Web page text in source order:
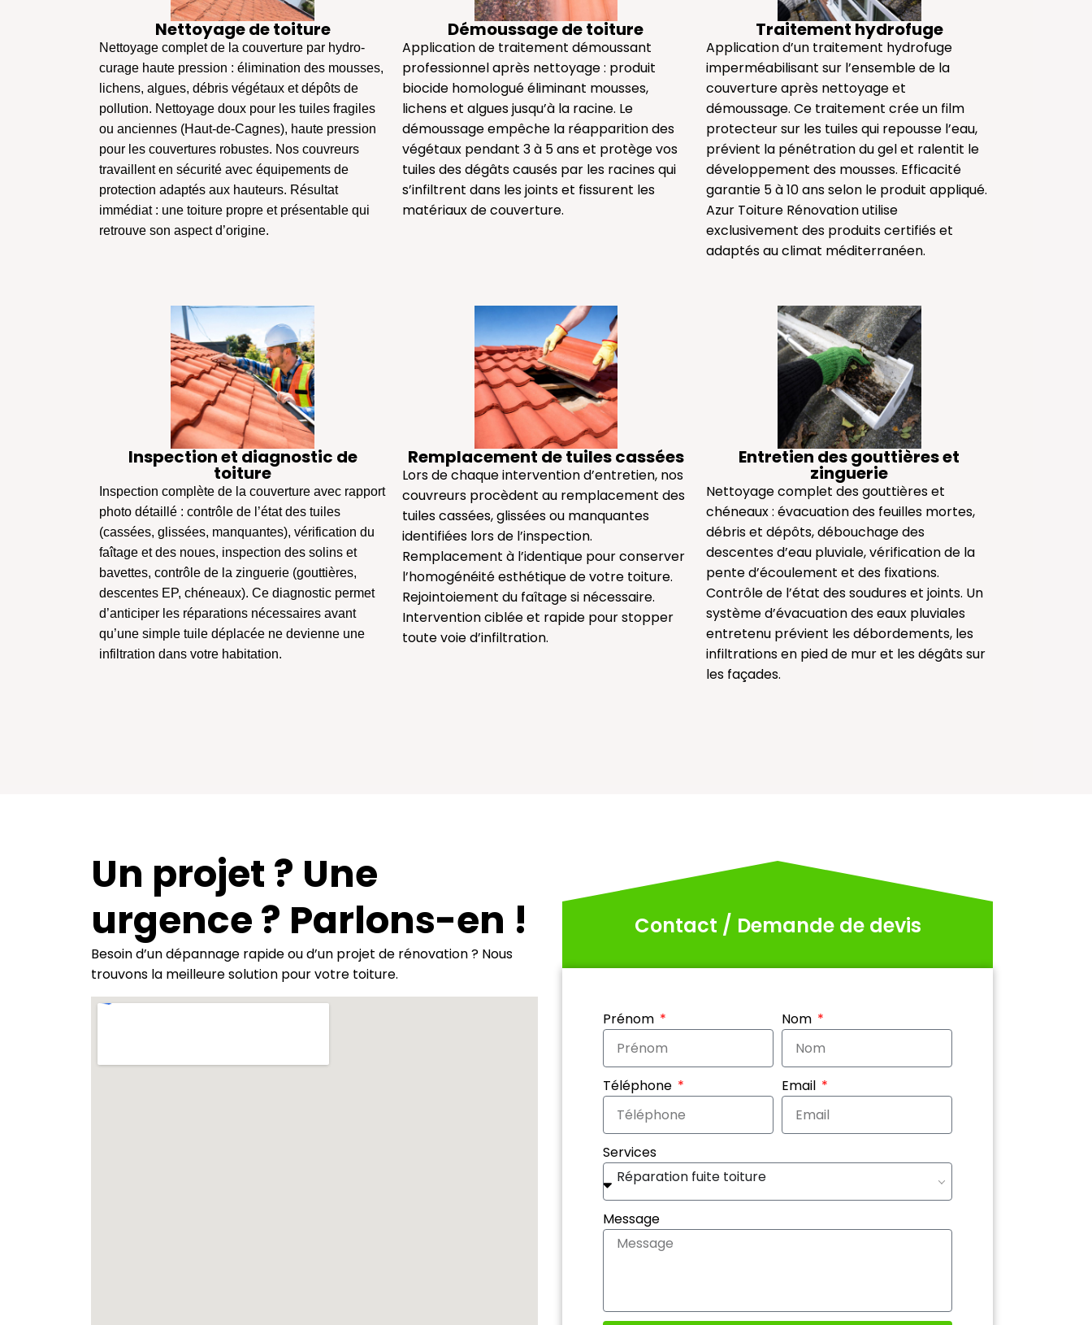
Nettoyage de toiture
Nettoyage complet de la couverture par hydro-
curage haute pression : élimination des mousses,
lichens, algues, débris végétaux et dépôts de
pollution. Nettoyage doux pour les tuiles fragiles
ou anciennes (Haut-de-Cagnes), haute pression
pour les couvertures robustes. Nos couvreurs
travaillent en sécurité avec équipements de
protection adaptés aux hauteurs. Résultat
immédiat : une toiture propre et présentable qui
retrouve son aspect d’origine.
Démoussage de toiture
Application de traitement démoussant
professionnel après nettoyage : produit
biocide homologué éliminant mousses,
lichens et algues jusqu’à la racine. Le
démoussage empêche la réapparition des
végétaux pendant 3 à 5 ans et protège vos
tuiles des dégâts causés par les racines qui
s’infiltrent dans les joints et fissurent les
matériaux de couverture.
Traitement hydrofuge
Application d’un traitement hydrofuge
imperméabilisant sur l’ensemble de la
couverture après nettoyage et
démoussage. Ce traitement crée un film
protecteur sur les tuiles qui repousse l’eau,
prévient la pénétration du gel et ralentit le
développement des mousses. Efficacité
garantie 5 à 10 ans selon le produit appliqué.
Azur Toiture Rénovation utilise
exclusivement des produits certifiés et
adaptés au climat méditerranéen.
Inspection et diagnostic de
toiture
Inspection complète de la couverture avec rapport
photo détaillé : contrôle de l’état des tuiles
(cassées, glissées, manquantes), vérification du
faîtage et des noues, inspection des solins et
bavettes, contrôle de la zinguerie (gouttières,
descentes EP, chéneaux). Ce diagnostic permet
d’anticiper les réparations nécessaires avant
qu’une simple tuile déplacée ne devienne une
infiltration dans votre habitation.
Remplacement de tuiles cassées
Lors de chaque intervention d’entretien, nos
couvreurs procèdent au remplacement des
tuiles cassées, glissées ou manquantes
identifiées lors de l’inspection.
Remplacement à l’identique pour conserver
l’homogénéité esthétique de votre toiture.
Rejointoiement du faîtage si nécessaire.
Intervention ciblée et rapide pour stopper
toute voie d’infiltration.
Entretien des gouttières et
zinguerie
Nettoyage complet des gouttières et
chéneaux : évacuation des feuilles mortes,
débris et dépôts, débouchage des
descentes d’eau pluviale, vérification de la
pente d’écoulement et des fixations.
Contrôle de l’état des soudures et joints. Un
système d’évacuation des eaux pluviales
entretenu prévient les débordements, les
infiltrations en pied de mur et les dégâts sur
les façades.
Un projet ? Une
urgence ? Parlons-en !
Besoin d’un dépannage rapide ou d’un projet de rénovation ? Nous
trouvons la meilleure solution pour votre toiture.
Contact / Demande de devis
Prénom Nom
Téléphone Email
Services
Réparation fuite toiture
Message